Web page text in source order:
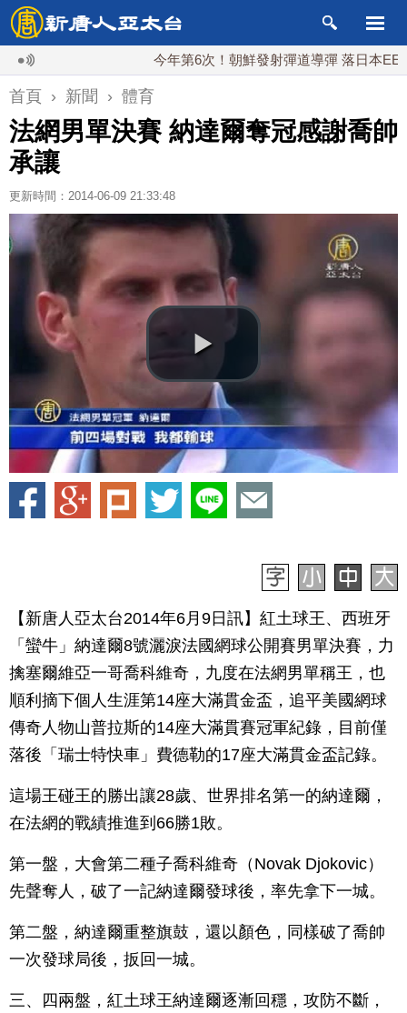
今年第6次！朝鮮發射彈道導彈 落日本EEZ外
首頁 › 新聞 › 體育
法網男單決賽 納達爾奪冠感謝喬帥
承讓
更新時間：2014-06-09 21:33:48
【新唐人亞太台2014年6月9日訊】紅土球王、西班牙
「蠻牛」納達爾8號灑淚法國網球公開賽男單決賽，力
擒塞爾維亞一哥喬科維奇，九度在法網男單稱王，也
順利摘下個人生涯第14座大滿貫金盃，追平美國網球
傳奇人物山普拉斯的14座大滿貫賽冠軍紀錄，目前僅
落後「瑞士特快車」費德勒的17座大滿貫金盃記錄。
這場王碰王的勝出讓28歲、世界排名第一的納達爾，
在法網的戰績推進到66勝1敗。
第一盤，大會第二種子喬科維奇（Novak Djokovic）
先聲奪人，破了一記納達爾發球後，率先拿下一城。
第二盤，納達爾重整旗鼓，還以顏色，同樣破了喬帥
一次發球局後，扳回一城。
三、四兩盤，紅土球王納達爾逐漸回穩，攻防不斷，